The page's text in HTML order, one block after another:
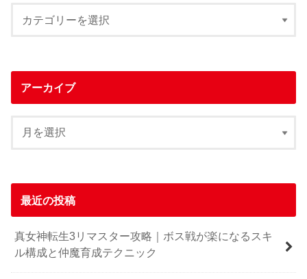
アーカイブ
最近の投稿
真女神転生3リマスター攻略｜ボス戦が楽になるスキ
ル構成と仲魔育成テクニック